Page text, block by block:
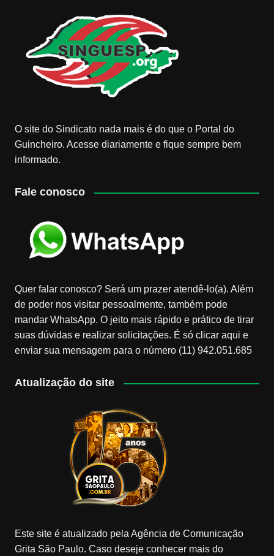
O site do Sindicato nada mais é do que o Portal do
Guincheiro. Acesse diariamente e fique sempre bem
informado.
Fale conosco
Quer falar conosco? Será um prazer atendê-lo(a). Além
de poder nos visitar pessoalmente, também pode
mandar WhatsApp. O jeito mais rápido e prático de tirar
suas dúvidas e realizar solicitações. É só clicar aqui e
enviar sua mensagem para o número (11) 942.051.685
Atualização do site
Este site é atualizado pela Agência de Comunicação
Grita São Paulo. Caso deseje conhecer mais do